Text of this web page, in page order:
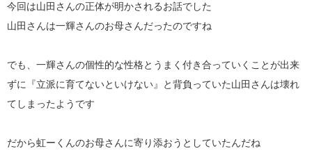
今回は山田さんの正体が明かされるお話でした
山田さんは一輝さんのお母さんだったのですね
でも、一輝さんの個性的な性格とうまく付き合っていくことが出来
ずに『立派に育てないといけない』と背負っていた山田さんは壊れ
てしまったようです
だから虹ーくんのお母さんに寄り添おうとしていたんだね